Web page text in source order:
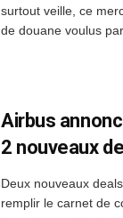
surtout veille, ce
de douane voulus par
Airbus
2 nouveaux
Deux nouveaux
remplir le carnet de